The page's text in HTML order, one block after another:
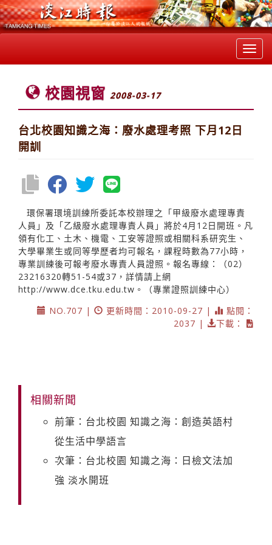
校園視窗 2008-03-17
台北校園知識之海：廢水處理考照 下月12日
開訓
環保署環境訓練所委託本校辦理之「甲級廢水處理專責
人員」及「乙級廢水處理專責人員」將於4月12日開班。凡
領有化工、土木、機電、工安等證照或相關科系研究生、
大學畢業生或同等學歷者均可報名，課程時數為77小時，
專業訓練後可報考廢水專責人員證照。報名專線：（02）
23216320轉51-54或37，詳情請上網
http://www.dce.tku.edu.tw 。（專業證照訓練中心）
NO.707 |
更新時間：2010-09-27 |
點閱：
2037 |
下載：
相關新聞
前筆：台北校園 知識之海：創造英語村
從生活中學語言
次筆：台北校園 知識之海：日檢文法加
強 淡水開班